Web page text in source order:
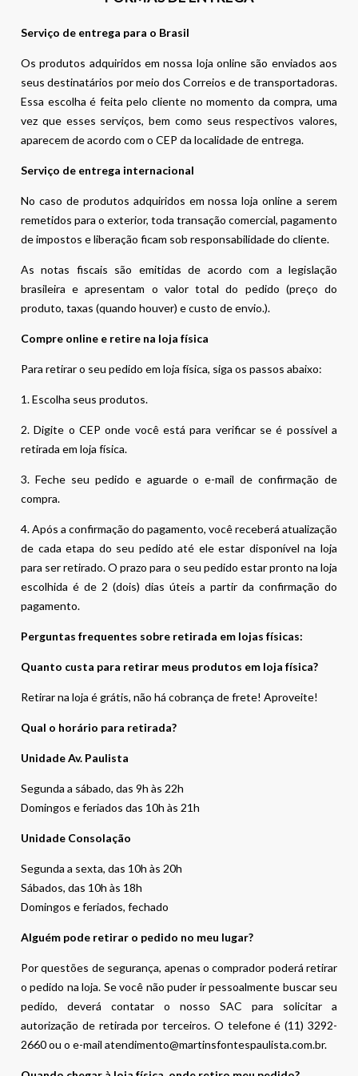
Serviço de entrega para o Brasil
Os produtos adquiridos em nossa loja online são enviados aos
seus destinatários por meio dos Correios e de transportadoras.
Essa escolha é feita pelo cliente no momento da compra, uma
vez que esses serviços, bem como seus respectivos valores,
aparecem de acordo com o CEP da localidade de entrega.
Serviço de entrega internacional
No caso de produtos adquiridos em nossa loja online a serem
remetidos para o exterior, toda transação comercial, pagamento
de impostos e liberação ficam sob responsabilidade do cliente.
As notas fiscais são emitidas de acordo com a legislação
brasileira e apresentam o valor total do pedido (preço do
produto, taxas (quando houver) e custo de envio.).
Compre online e retire na loja física
Para retirar o seu pedido em loja física, siga os passos abaixo:
1. Escolha seus produtos.
2. Digite o CEP onde você está para verificar se é possível a
retirada em loja física.
3. Feche seu pedido e aguarde o e-mail de confirmação de
compra.
4. Após a confirmação do pagamento, você receberá atualização
de cada etapa do seu pedido até ele estar disponível na loja
para ser retirado. O prazo para o seu pedido estar pronto na loja
escolhida é de 2 (dois) dias úteis a partir da confirmação do
pagamento.
Perguntas frequentes sobre retirada em lojas físicas:
Quanto custa para retirar meus produtos em loja física?
Retirar na loja é grátis, não há cobrança de frete! Aproveite!
Qual o horário para retirada?
Unidade Av. Paulista
Segunda a sábado, das 9h às 22h
Domingos e feriados das 10h às 21h
Unidade Consolação
Segunda a sexta, das 10h às 20h
Sábados, das 10h às 18h
Domingos e feriados, fechado
Alguém pode retirar o pedido no meu lugar?
Por questões de segurança, apenas o comprador poderá retirar
o pedido na loja. Se você não puder ir pessoalmente buscar seu
pedido, deverá contatar o nosso SAC para solicitar a
autorização de retirada por terceiros. O telefone é (11) 3292-
2660 ou o e-mail atendimento@martinsfontespaulista.com.br.